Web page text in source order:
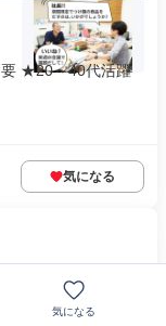
要 ★20～40代活躍
気になる
日休み
気になる